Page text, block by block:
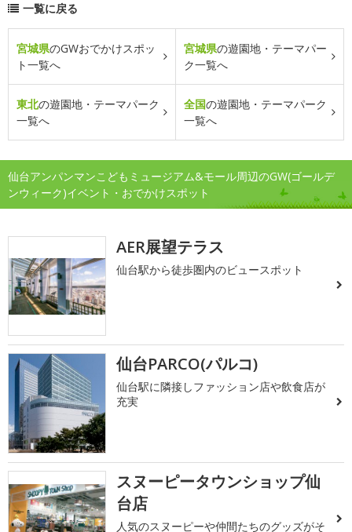
一覧に戻る
宮城県のGWおでかけスポッ
ト一覧へ
宮城県の遊園地・テーマパー
ク一覧へ
東北の遊園地・テーマパーク
一覧へ
全国の遊園地・テーマパーク
一覧へ
仙台アンパンマンこどもミュージアム&モール周辺のGW(ゴールデ
ンウィーク)イベント・おでかけスポット
AER展望テラス
仙台駅から徒歩圏内のビュースポット
仙台PARCO(パルコ)
仙台駅に隣接しファッション店や飲食店が
充実
スヌーピータウンショップ仙
台店
人気のスヌーピーや仲間たちのグッズがそ